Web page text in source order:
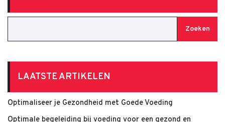
Zoeken
LAATSTE ARTIKELEN
Optimaliseer je Gezondheid met Goede Voeding
Optimale begeleiding bij voeding voor een gezond en